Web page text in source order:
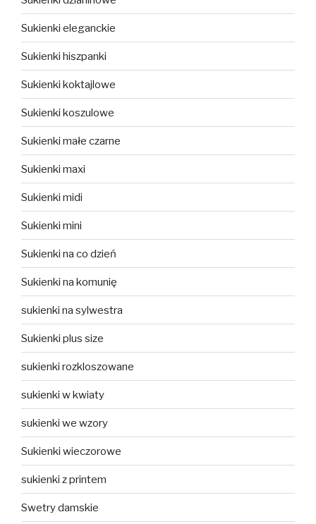
Sukienki eleganckie
Sukienki hiszpanki
Sukienki koktajlowe
Sukienki koszulowe
Sukienki małe czarne
Sukienki maxi
Sukienki midi
Sukienki mini
Sukienki na co dzień
Sukienki na komunię
sukienki na sylwestra
Sukienki plus size
sukienki rozkloszowane
sukienki w kwiaty
sukienki we wzory
Sukienki wieczorowe
sukienki z printem
Swetry damskie